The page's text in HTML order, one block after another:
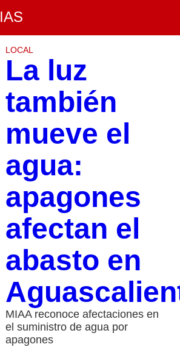
LOCAL
La luz
también
mueve el
agua:
apagones
afectan el
abasto en
MIAA reconoce afectaciones en
el suministro de agua por
apagones